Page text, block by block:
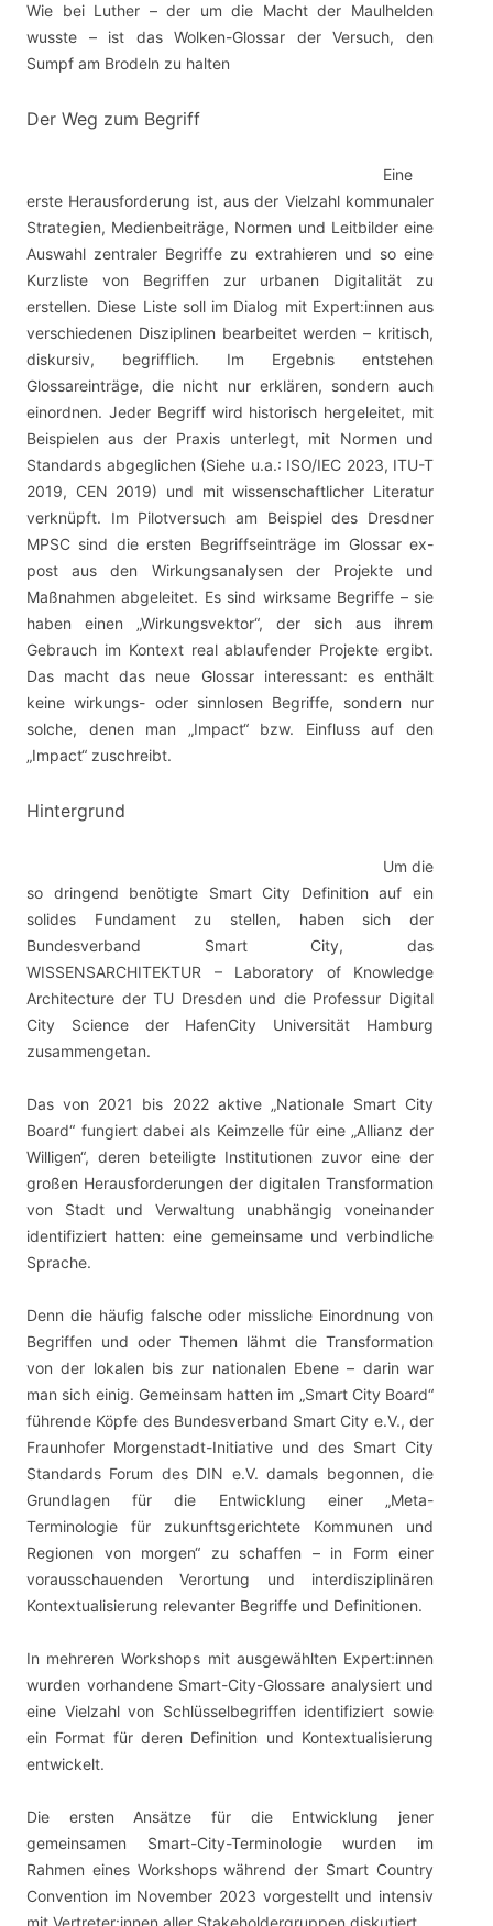
Wie bei Luther – der um die Macht der Maulhelden
wusste – ist das Wolken-Glossar der Versuch, den
Sumpf am Brodeln zu halten
Der Weg zum Begriff
Eine
erste Herausforderung ist, aus der Vielzahl kommunaler
Strategien, Medienbeiträge, Normen und Leitbilder eine
Auswahl zentraler Begriffe zu extrahieren und so eine
Kurzliste von Begriffen zur urbanen Digitalität zu
erstellen. Diese Liste soll im Dialog mit Expert:innen aus
verschiedenen Disziplinen bearbeitet werden – kritisch,
diskursiv, begrifflich. Im Ergebnis entstehen
Glossareinträge, die nicht nur erklären, sondern auch
einordnen. Jeder Begriff wird historisch hergeleitet, mit
Beispielen aus der Praxis unterlegt, mit Normen und
Standards abgeglichen (Siehe u.a.: ISO/IEC 2023, ITU-T
2019, CEN 2019) und mit wissenschaftlicher Literatur
verknüpft. Im Pilotversuch am Beispiel des Dresdner
MPSC sind die ersten Begriffseinträge im Glossar ex-
post aus den Wirkungsanalysen der Projekte und
Maßnahmen abgeleitet. Es sind wirksame Begriffe – sie
haben einen „Wirkungsvektor“, der sich aus ihrem
Gebrauch im Kontext real ablaufender Projekte ergibt.
Das macht das neue Glossar interessant: es enthält
keine wirkungs- oder sinnlosen Begriffe, sondern nur
solche, denen man „Impact“ bzw. Einfluss auf den
„Impact“ zuschreibt.
Hintergrund
Um die
so dringend benötigte Smart City Definition auf ein
solides Fundament zu stellen, haben sich der
Bundesverband Smart City, das
WISSENSARCHITEKTUR – Laboratory of Knowledge
Architecture der TU Dresden und die Professur Digital
City Science der HafenCity Universität Hamburg
zusammengetan.
Das von 2021 bis 2022 aktive „Nationale Smart City
Board“ fungiert dabei als Keimzelle für eine „Allianz der
Willigen“, deren beteiligte Institutionen zuvor eine der
großen Herausforderungen der digitalen Transformation
von Stadt und Verwaltung unabhängig voneinander
identifiziert hatten: eine gemeinsame und verbindliche
Sprache.
Denn die häufig falsche oder missliche Einordnung von
Begriffen und oder Themen lähmt die Transformation
von der lokalen bis zur nationalen Ebene – darin war
man sich einig. Gemeinsam hatten im „Smart City Board“
führende Köpfe des Bundesverband Smart City e.V., der
Fraunhofer Morgenstadt-Initiative und des Smart City
Standards Forum des DIN e.V. damals begonnen, die
Grundlagen für die Entwicklung einer „Meta-
Terminologie für zukunftsgerichtete Kommunen und
Regionen von morgen“ zu schaffen – in Form einer
vorausschauenden Verortung und interdisziplinären
Kontextualisierung relevanter Begriffe und Definitionen.
In mehreren Workshops mit ausgewählten Expert:innen
wurden vorhandene Smart-City-Glossare analysiert und
eine Vielzahl von Schlüsselbegriffen identifiziert sowie
ein Format für deren Definition und Kontextualisierung
entwickelt.
Die ersten Ansätze für die Entwicklung jener
gemeinsamen Smart-City-Terminologie wurden im
Rahmen eines Workshops während der Smart Country
Convention im November 2023 vorgestellt und intensiv
mit Vertreter:innen aller Stakeholdergruppen diskutiert.